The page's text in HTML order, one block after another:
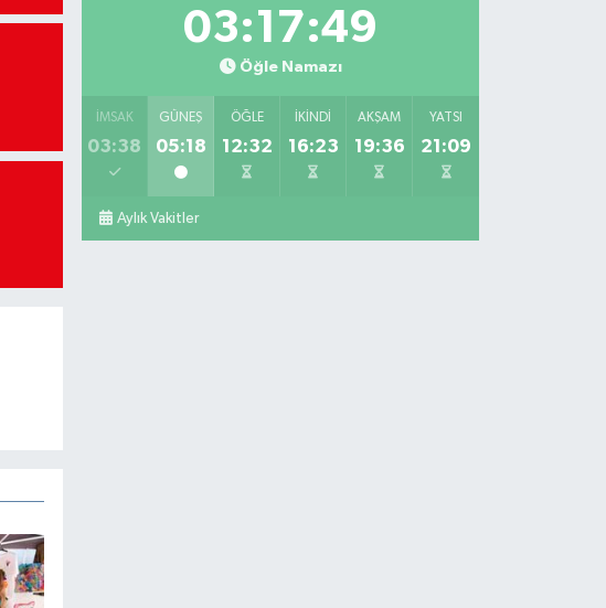
03:17:48
Öğle Namazı
İMSAK
03:38
GÜNEŞ
05:18
ÖĞLE
12:32
İKINDI
16:23
AKŞAM
19:36
YATSI
21:09
Aylık Vakitler